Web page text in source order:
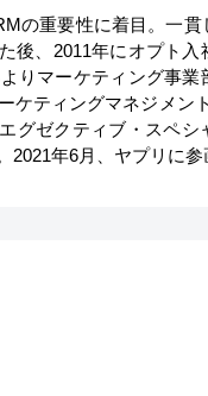
の重要性に着目。一
後、2011年にオプト
りマーケティング事
ケティングマネジメン
グゼクティブ・スペ
2021年6月、ヤプリに参